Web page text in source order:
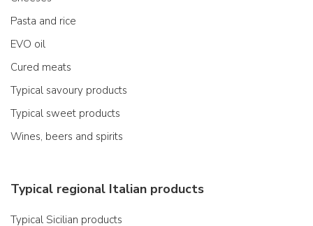
Pasta and rice
EVO oil
Cured meats
Typical savoury products
Typical sweet products
Wines, beers and spirits
Typical regional Italian products
Typical Sicilian products